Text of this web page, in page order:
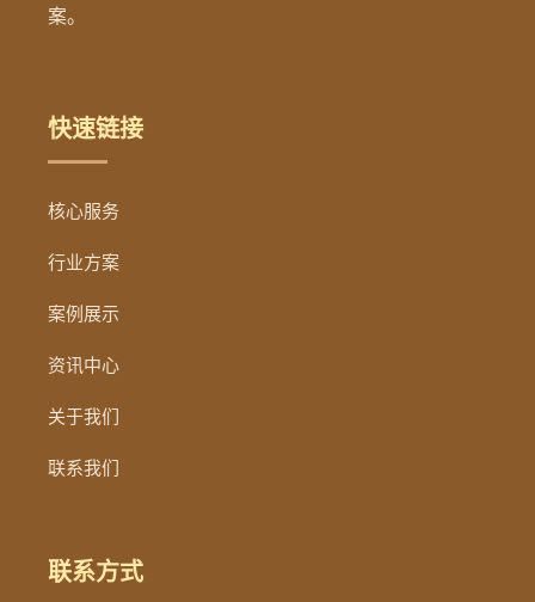
案。
快速链接
核心服务
行业方案
案例展示
资讯中心
关于我们
联系我们
联系方式